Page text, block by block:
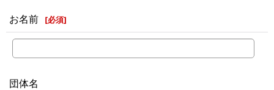
お名前 [必須]
団体名